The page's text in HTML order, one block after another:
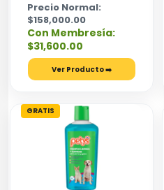
Precio Normal:
$158,000.00
Con Membresía:
$31,600.00
Ver Producto ➡️
GRATIS